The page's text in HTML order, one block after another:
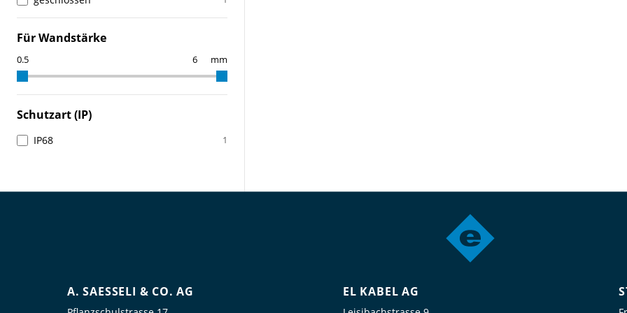
Für Wandstärke
mm
Schutzart (IP)
IP68 1
A. SAESSELI & CO. AG EL KABEL AG